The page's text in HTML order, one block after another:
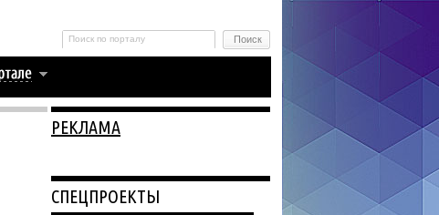
РЕКЛАМА
СПЕЦПРОЕКТЫ